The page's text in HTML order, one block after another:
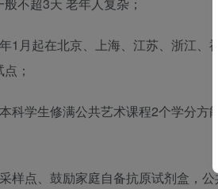
1月起在北京、上海、江苏、浙江
；
科学生修满公共艺术课程2个学分
样点、鼓励家庭自备抗原试剂盒，